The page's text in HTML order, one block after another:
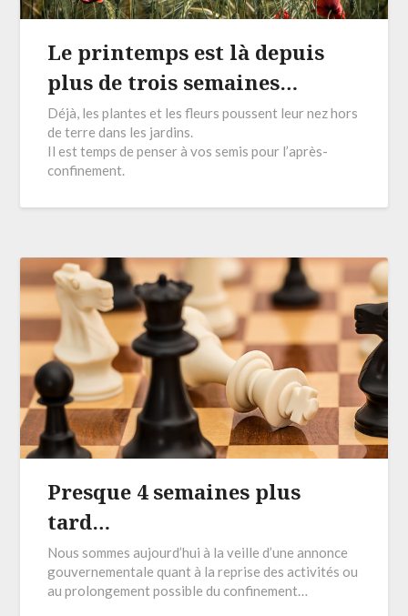
Le printemps est là depuis
plus de trois semaines…
Déjà, les plantes et les fleurs poussent leur nez hors
de terre dans les jardins.
Il est temps de penser à vos semis pour l’après-
confinement.
Presque 4 semaines plus
tard…
Nous sommes aujourd’hui à la veille d’une annonce
gouvernementale quant à la reprise des activités ou
au prolongement possible du confinement…